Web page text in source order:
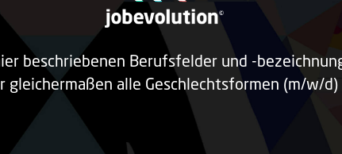
beschriebenen Berufsfelder und -
gleichermaßen alle Geschlechtsformen (m/w/d)